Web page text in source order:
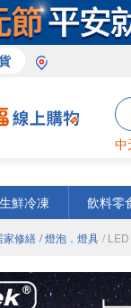
中
生鮮冷凍 飲料零
家修繕 / 燈泡．燈具 /